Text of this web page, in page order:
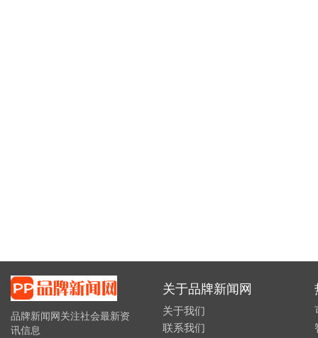
品牌新闻网关注社会最新资
讯信息
关于品牌新闻网
关于我们
联系我们